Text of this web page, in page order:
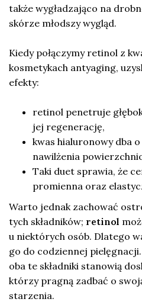
także wygładzająco na
skórze młodszy wygląd.
Kiedy połączymy retinol z
kosmetykach antyaging,
efekty:
retinol penetruje
jej regenerację,
kwas hialuronowy dba
nawilżenia
Taki duet sprawia, że
promienna oraz
Warto jednak zachować
tych składników; retinol
u niektórych osób. Dlatego
go do codziennej
oba te składniki stanowią
którzy pragną zadbać o
starzenia.